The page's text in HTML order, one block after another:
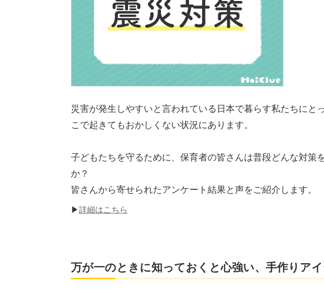
災害が発生しやすいと言われている日本で暮らす私たちにと
こで起きてもおかしくない状況にあります。
子どもたちを守るために、保育者の皆さんは普段どんな対策
か？
皆さんから寄せられたアンケート結果と声をご紹介します。
▶詳細はこちら
万が一のときに知っておくと心強い、手作りア